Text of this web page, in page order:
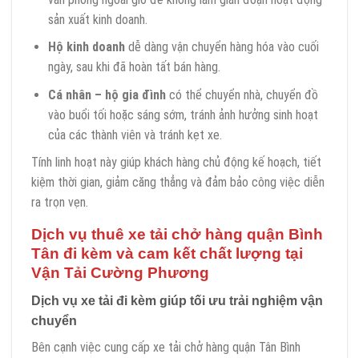
sản xuất kinh doanh.
Hộ kinh doanhdễ dàng vận chuyển hàng hóa vào cuối
ngày, sau khi đã hoàn tất bán hàng.
Cá nhân – hộ gia đìnhcó thể chuyển nhà, chuyển đồ
vào buổi tối hoặc sáng sớm, tránh ảnh hưởng sinh hoạt
của các thành viên và tránh kẹt xe.
Tính linh hoạt này giúp khách hàng chủ động kế hoạch, tiết
kiệm thời gian, giảm căng thẳng và đảm bảo công việc diễn
ra trọn vẹn.
Dịch vụ thuê xe tải chở hàng quận Bình
Tân đi kèm và cam kết chất lượng tại
Vận Tải Cường Phương
Dịch vụ xe tải đi kèm giúp tối ưu trải nghiệm vận
chuyển
Bên cạnh việc cung cấp xe tải chở hàng quận Tân Bình